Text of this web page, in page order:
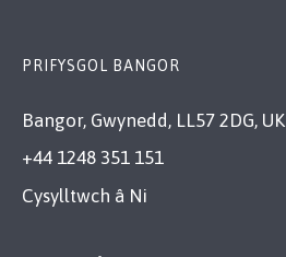
PRIFYSGOL BANGOR
Bangor, Gwynedd, LL57 2DG, UK
+44 1248 351 151
Cysylltwch â Ni